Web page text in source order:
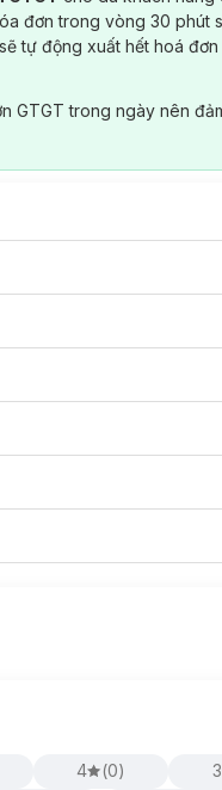
đơn trong vòng 30 phút
tự động xuất hết hoá
GTGT trong ngày nên
4 (0) 3